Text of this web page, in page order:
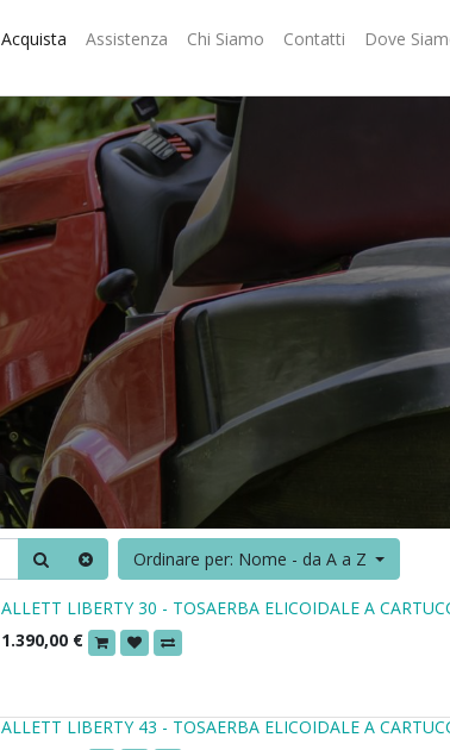
Acquista Assistenza Chi Siamo Contatti Dove
Ordinare per: Nome - da A a Z
ALLETT LIBERTY 30 - TOSAERBA ELICOIDALE A
1.390,00 €
ALLETT LIBERTY 43 - TOSAERBA ELICOIDALE A